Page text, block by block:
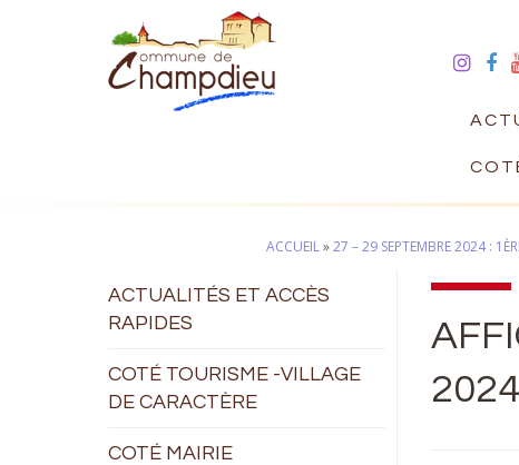
ACCUEIL»27 – 29 SEPTEMBRE 2024 :
ACTUALITÉS ET ACCÈS
RAPIDES
COTÉ TOURISME -VILLAGE
DE CARACTÈRE
COTÉ MAIRIE